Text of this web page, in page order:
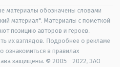
материалы обозначены словами
материал". Материалы с пометкой
позицию авторов и героев.
их взглядов. Подробнее о рекламе
ознакомиться в правилах
защищены. © 2005—2022, ЗАО